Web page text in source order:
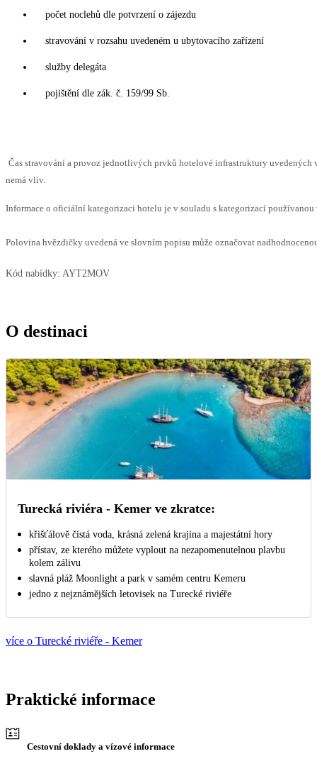
počet noclehů dle potvrzení o zájezdu
stravování v rozsahu uvedeném u ubytovacího zařízení
služby delegáta
pojištění dle zák. č. 159/99 Sb.
Čas stravování a provoz jednotlivých prvků hotelové infrastruktury uvedených
nemá vliv.
Informace o oficiální kategorizaci hotelu je v souladu s kategorizací
Polovina hvězdičky uvedená ve slovním popisu může označovat
Kód nabídky: AYT2MOV
O destinaci
Turecká riviéra - Kemer ve zkratce:
křišťálově čistá voda, krásná zelená krajina a majestátní hory
přístav, ze kterého můžete vyplout na nezapomenutelnou plavbu
kolem zálivu
slavná pláž Moonlight a park v samém centru Kemeru
jedno z nejznámějších letovisek na Turecké riviéře
více o Turecké riviéře - Kemer
Praktické informace
Cestovní doklady a vízové informace